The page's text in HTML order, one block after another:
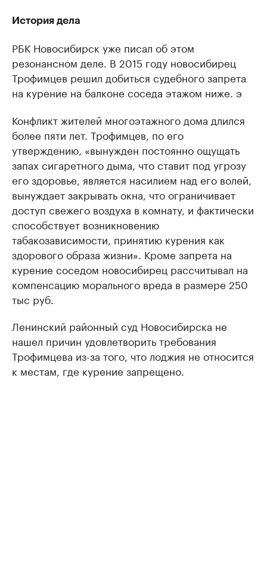
История дела
РБК Новосибирск уже писал об этом
резонансном деле. В 2015 году новосибирец
Трофимцев решил добиться судебного запрета
на курение на балконе соседа этажом ниже. э
Конфликт жителей многоэтажного дома длился
более пяти лет. Трофимцев, по его
утверждению, «вынужден постоянно ощущать
запах сигаретного дыма, что ставит под угрозу
его здоровье, является насилием над его волей,
вынуждает закрывать окна, что ограничивает
доступ свежего воздуха в комнату, и фактически
способствует возникновению
табакозависимости, принятию курения как
здорового образа жизни». Кроме запрета на
курение соседом новосибирец рассчитывал на
компенсацию морального вреда в размере 250
тыс руб.
Ленинский районный суд Новосибирска не
нашел причин удовлетворить требования
Трофимцева из-за того, что лоджия не относится
к местам, где курение запрещено.